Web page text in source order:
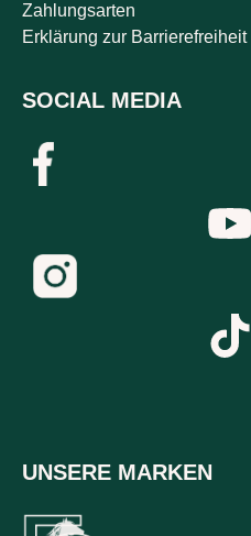
Zahlungsarten
Erklärung zur Barrierefreiheit
SOCIAL MEDIA
UNSERE MARKEN